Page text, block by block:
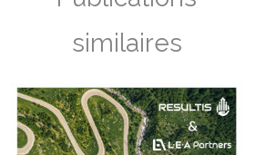
similaires